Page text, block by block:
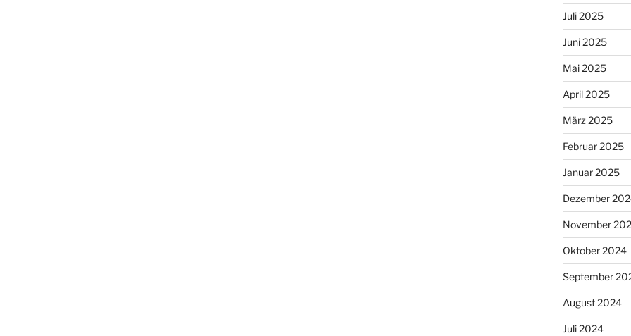
Juli 2025
Juni 2025
Mai 2025
April 2025
März 2025
Februar 2025
Januar 2025
Dezember
November
Oktober 2024
September
August 2024
Juli 2024